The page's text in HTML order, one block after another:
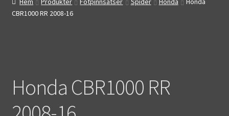
Bilder
CBR1000 RR 2008-16
Honda CBR1000 RR